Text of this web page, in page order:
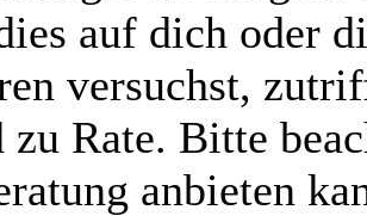
auf dich oder
versuchst,
zu Rate. Bitte
anbieten